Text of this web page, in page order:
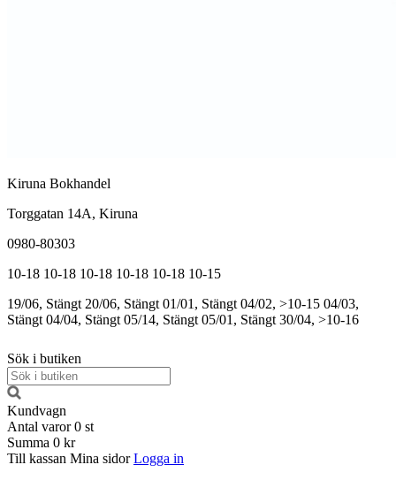
Kiruna Bokhandel
Torggatan 14A, Kiruna
0980-80303
10-18 10-18 10-18 10-18 10-18 10-15
19/06, Stängt 20/06, Stängt 01/01, Stängt 04/02, >10-15 04/03,
Stängt 04/04, Stängt 05/14, Stängt 05/01, Stängt 30/04, >10-16
Sök i butiken
Kundvagn
Antal varor 0 st
Summa 0 kr
Till kassan Mina sidor Logga in